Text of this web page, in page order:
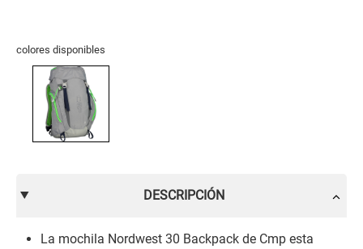
colores disponibles
DESCRIPCIÓN
La mochila Nordwest 30 Backpack de Cmp esta